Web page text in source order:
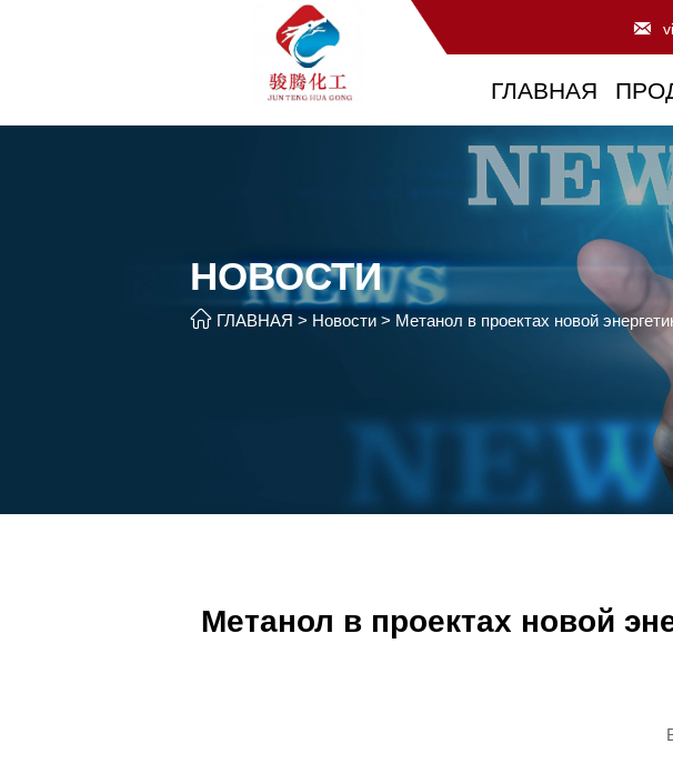

ГЛАВНАЯ
НОВОСТИ
 ГЛАВНАЯ > Новости > Метанол в проектах новой
Метанол в проектах новой